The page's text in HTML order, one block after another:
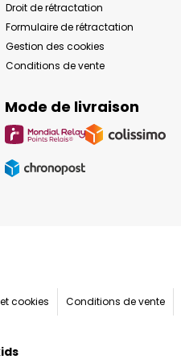
Droit de rétractation
Formulaire de rétractation
Gestion des cookies
Conditions de vente
Mode de livraison
cookies Conditions de vente